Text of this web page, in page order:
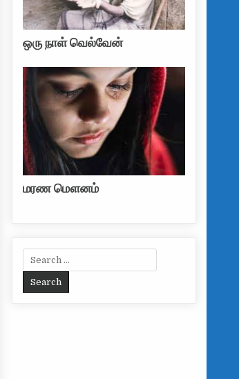
ஒரு நாள் வெல்வேன்
மரண மௌனம்
Search for: